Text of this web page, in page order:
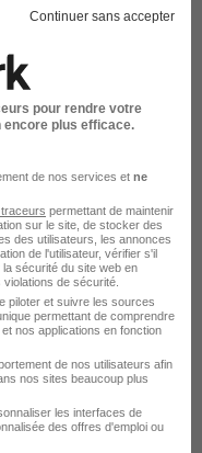
Continuer sans accepter
pour rendre votre
encore plus efficace.
de nos services et ne
permettant de maintenir
sur le site, de stocker des
des utilisateurs, les annonces
de l'utilisateur, vérifier s'il
sécurité du site web en
de sécurité.
piloter et suivre les sources
permettant de comprendre
nos applications en fonction
de nos utilisateurs afin
nos sites beaucoup plus
les interfaces de
des offres d'emploi ou